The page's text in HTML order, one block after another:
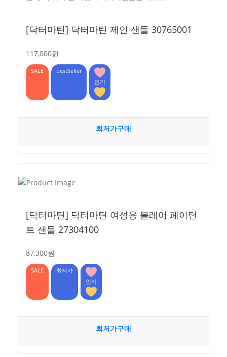
[닥터마틴] 닥터마틴 제인 샌들 30765001
117,000원
SALE
bestSeller
인기
최저가구매
[닥터마틴] 닥터마틴 여성용 블레어 페이턴
트 샌들 27304100
87,300원
SALE
최저가
인기
최저가구매